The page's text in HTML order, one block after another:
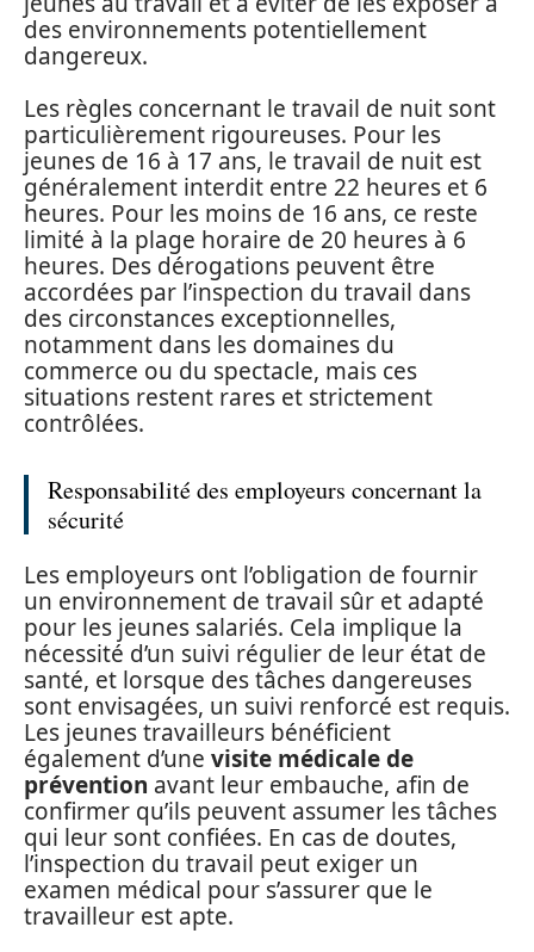
des environnements potentiellement
dangereux.
Les règles concernant le travail de nuit sont
particulièrement rigoureuses. Pour les
jeunes de 16 à 17 ans, le travail de nuit est
généralement interdit entre 22 heures et 6
heures. Pour les moins de 16 ans, ce reste
limité à la plage horaire de 20 heures à 6
heures. Des dérogations peuvent être
accordées par l’inspection du travail dans
des circonstances exceptionnelles,
notamment dans les domaines du
commerce ou du spectacle, mais ces
situations restent rares et strictement
contrôlées.
Responsabilité des employeurs concernant la
sécurité
Les employeurs ont l’obligation de fournir
un environnement de travail sûr et adapté
pour les jeunes salariés. Cela implique la
nécessité d’un suivi régulier de leur état de
santé, et lorsque des tâches dangereuses
sont envisagées, un suivi renforcé est requis.
Les jeunes travailleurs bénéficient
également d’une visite médicale de
prévention avant leur embauche, afin de
confirmer qu’ils peuvent assumer les tâches
qui leur sont confiées. En cas de doutes,
l’inspection du travail peut exiger un
examen médical pour s’assurer que le
travailleur est apte.